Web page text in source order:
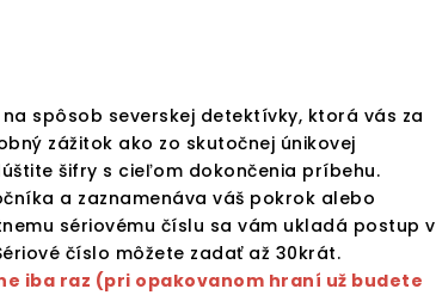
spôsob severskej detektívky, ktorá vás za
zážitok ako zo skutočnej únikovej
šifry s cieľom dokončenia príbehu.
a zaznamenáva váš pokrok alebo
sériovému číslu sa vám ukladá postup v
číslo môžete zadať až 30krát.
iba raz (pri opakovanom hraní už budete